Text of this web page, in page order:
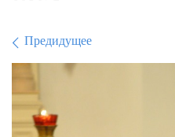
Навигация
Предидущее